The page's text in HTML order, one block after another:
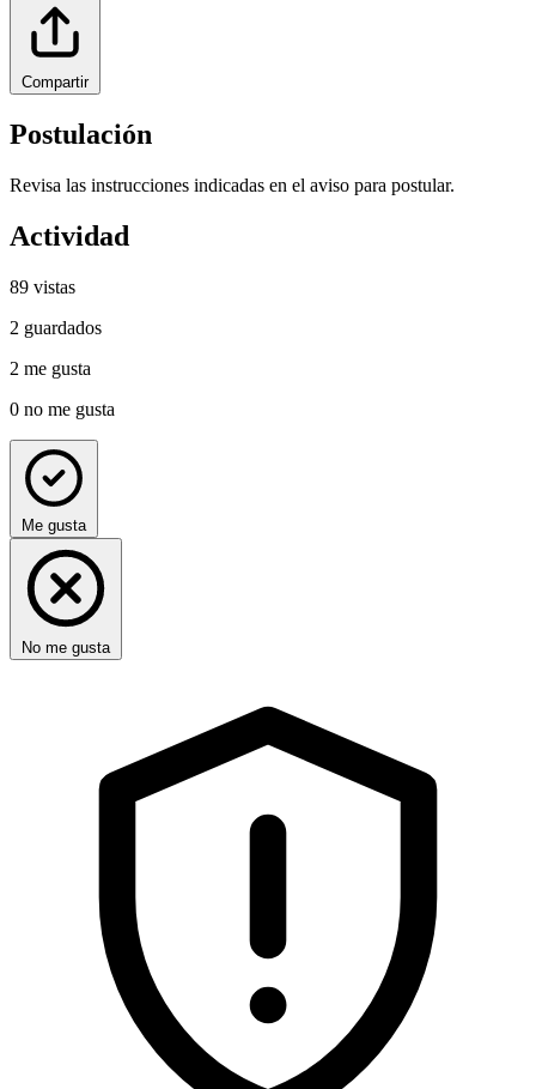
Compartir
Postulación
Revisa las instrucciones indicadas en el aviso para postular.
Actividad
89 vistas
2 guardados
2 me gusta
0 no me gusta
Me gusta
No me gusta